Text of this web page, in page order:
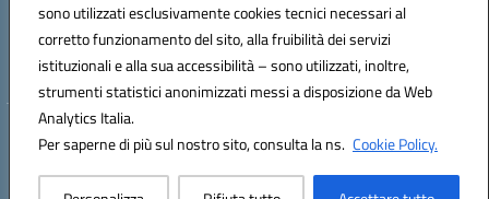
sono utilizzati esclusivamente cookies tecnici necessari al
corretto funzionamento del sito, alla fruibilità dei servizi
istituzionali e alla sua accessibilità – sono utilizzati, inoltre,
strumenti statistici anonimizzati messi a disposizione da Web
Analytics Italia.
Per saperne di più sul nostro sito, consulta la ns. Cookie Policy.
Via Cupa Campanariello, 5 - 80059, Torre del Greco (NA)
Tel. +39 0818834377 - Fax +39 0818834377 - Cod.Fisc. 95170530638
Email: naic8df00a@istruzione.it - PEC: naic8df00a@pec.istruzione.it
Hosting & Powered by 3D Solution S.r.l.
Concept & Design by Designers Italia